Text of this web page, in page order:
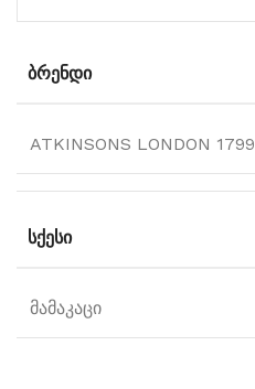
ᲑᲠᲔᲜᲓᲘ
ATKINSONS LONDON 1799
ᲡᲥᲔᲡᲘ
მამაკაცი